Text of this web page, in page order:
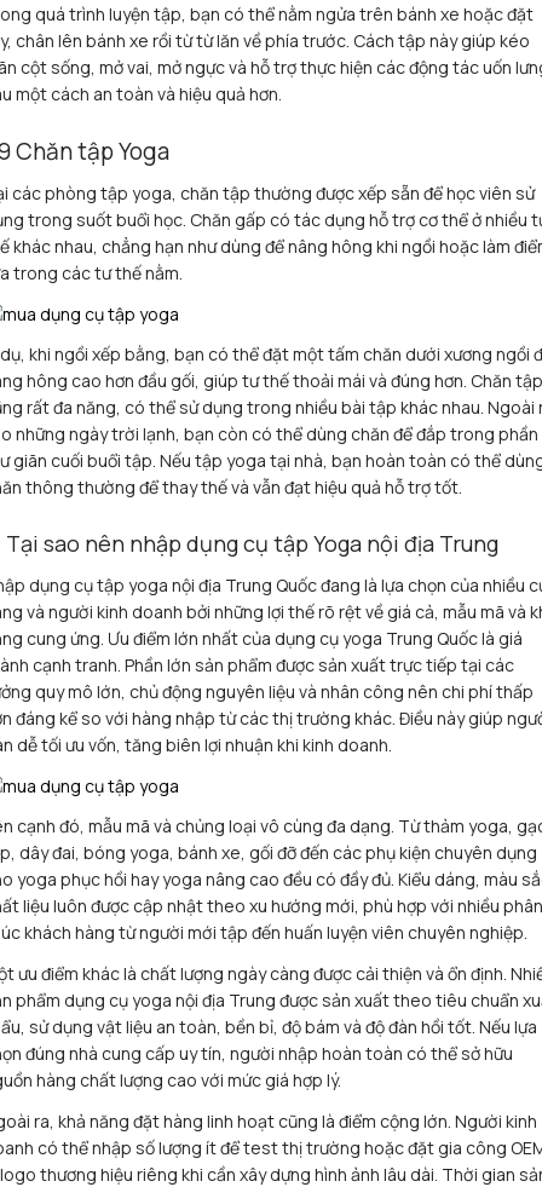
quá trình luyện tập, bạn có thể nằm ngửa trên bánh xe hoặc đặt
chân lên bánh xe rồi từ từ lăn về phía trước. Cách tập này giúp kéo
cột sống, mở vai, mở ngực và hỗ trợ thực hiện các động tác uốn
một cách an toàn và hiệu quả hơn.
Chăn tập Yoga
các phòng tập yoga, chăn tập thường được xếp sẵn để học viên sử
trong suốt buổi học. Chăn gấp có tác dụng hỗ trợ cơ thể ở nhiều
khác nhau, chẳng hạn như dùng để nâng hông khi ngồi hoặc làm
trong các tư thế nằm.
khi ngồi xếp bằng, bạn có thể đặt một tấm chăn dưới xương ngồi
hông cao hơn đầu gối, giúp tư thế thoải mái và đúng hơn. Chăn tập
rất đa năng, có thể sử dụng trong nhiều bài tập khác nhau. Ngoài
những ngày trời lạnh, bạn còn có thể dùng chăn để đắp trong phần
giãn cuối buổi tập. Nếu tập yoga tại nhà, bạn hoàn toàn có thể
thông thường để thay thế và vẫn đạt hiệu quả hỗ trợ tốt.
Tại sao nên nhập dụng cụ tập Yoga nội địa Trung
dụng cụ tập yoga nội địa Trung Quốc đang là lựa chọn của nhiều
và người kinh doanh bởi những lợi thế rõ rệt về giá cả, mẫu mã và
cung ứng. Ưu điểm lớn nhất của dụng cụ yoga Trung Quốc là giá
cạnh tranh. Phần lớn sản phẩm được sản xuất trực tiếp tại các
quy mô lớn, chủ động nguyên liệu và nhân công nên chi phí thấp
đáng kể so với hàng nhập từ các thị trường khác. Điều này giúp
dễ tối ưu vốn, tăng biên lợi nhuận khi kinh doanh.
cạnh đó, mẫu mã và chủng loại vô cùng đa dạng. Từ thảm yoga,
dây đai, bóng yoga, bánh xe, gối đỡ đến các phụ kiện chuyên dụng
yoga phục hồi hay yoga nâng cao đều có đầy đủ. Kiểu dáng, màu
liệu luôn được cập nhật theo xu hướng mới, phù hợp với nhiều phân
khách hàng từ người mới tập đến huấn luyện viên chuyên nghiệp.
ưu điểm khác là chất lượng ngày càng được cải thiện và ổn định.
phẩm dụng cụ yoga nội địa Trung được sản xuất theo tiêu chuẩn
sử dụng vật liệu an toàn, bền bỉ, độ bám và độ đàn hồi tốt. Nếu lựa
đúng nhà cung cấp uy tín, người nhập hoàn toàn có thể sở hữu
hàng chất lượng cao với mức giá hợp lý.
ra, khả năng đặt hàng linh hoạt cũng là điểm cộng lớn. Người kinh
có thể nhập số lượng ít để test thị trường hoặc đặt gia công
thương hiệu riêng khi cần xây dựng hình ảnh lâu dài. Thời gian